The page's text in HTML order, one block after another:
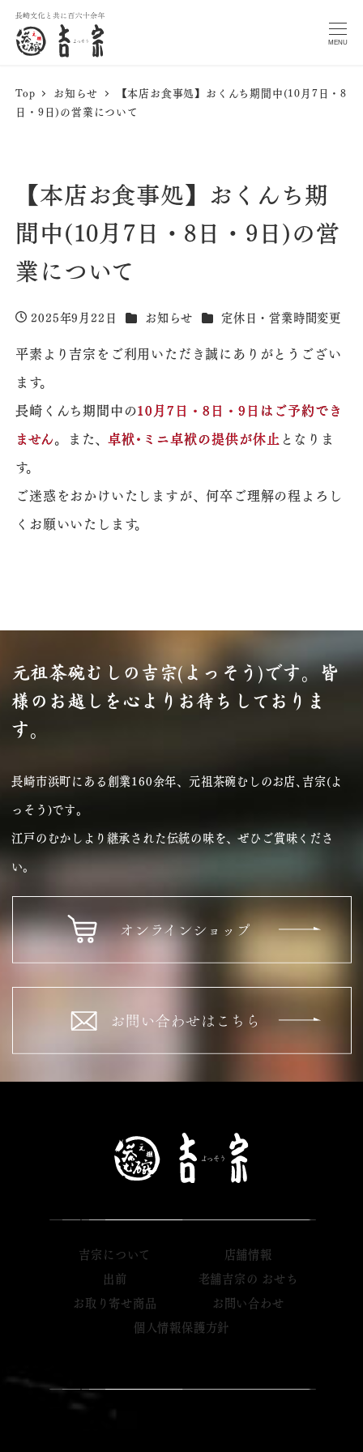
MENU
Top お知らせ
【本店お食事処】おくんち期間中(10月7日・8
日・9日)の営業について
【本店お食事処】おくんち期
間中(10月7日・8日・9日)の営
業について
投稿日
2025年9月22日 カテゴリー
お知らせ カテゴリー
定休日・営業時間変更
平素より吉宗をご利用いただき誠にありがとうござい
ます。
長崎くんち期間中の10月7日・8日・9日はご予約でき
ません。また、卓袱･ミニ卓袱の提供が休止 となりま
す。
ご迷惑をおかけいたしますが、何卒ご理解の程よろし
くお願いいたします。
元祖茶碗むしの吉宗(よっそう)です。皆
様のお越しを心よりお待ちしておりま
す。
長崎市浜町にある創業160余年、元祖茶碗むしのお店､吉宗(よ
っそう)です｡
江戸のむかしより継承された伝統の味を、ぜひご賞味くださ
い。
吉宗について
店舗情報
出前
老舗吉宗の おせち
お取り寄せ商品
お問い合わせ
個人情報保護方針